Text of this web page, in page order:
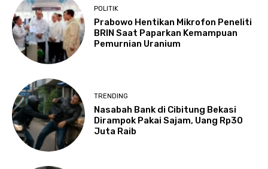
POLITIK
Prabowo Hentikan Mikrofon Peneliti
BRIN Saat Paparkan Kemampuan
Pemurnian Uranium
TRENDING
Nasabah Bank di Cibitung Bekasi
Dirampok Pakai Sajam, Uang Rp30
Juta Raib